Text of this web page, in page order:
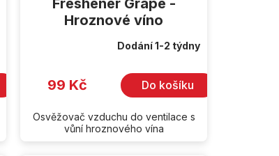
Freshener Grape -
Hroznové víno
Dodání 1-2 týdny
99 Kč Do košíku
Osvěžovač vzduchu do ventilace s
vůní hroznového vína